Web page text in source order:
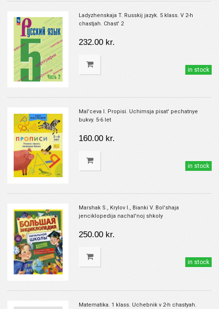
Ladyzhenskaja T. Russkij jazyk. 5 klass. V 2-h
chastjah. Chast' 2
232.00 kr.
in stock
Mal'ceva I. Propisi. Uchimsja pisat' pechatnye
bukvy. 5-6 let
160.00 kr.
in stock
Marshak S., Krylov I., Bianki V. Bol'shaja
jenciklopedija nachal'noj shkoly
250.00 kr.
in stock
Matematika. 1 klass. Uchebnik v 2-h chastyah.